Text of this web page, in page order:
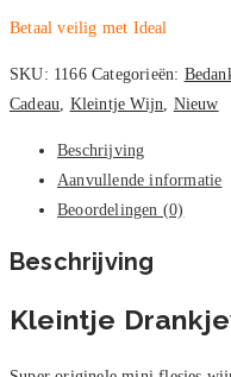
Betaal veilig met Ideal
SKU: 1166 Categorieën:
Cadeau, Kleintje Wijn, Nieuw
Beschrijving
Aanvullende informatie
Beoordelingen (0)
Beschrijving
Kleintje